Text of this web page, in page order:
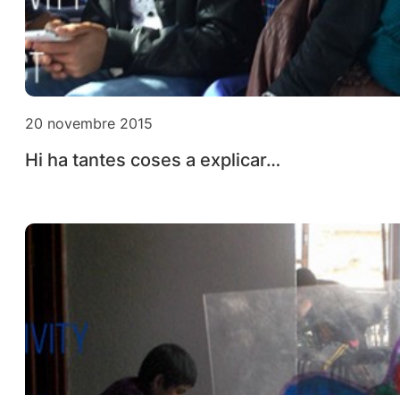
20 novembre 2015
Hi ha tantes coses a explicar…